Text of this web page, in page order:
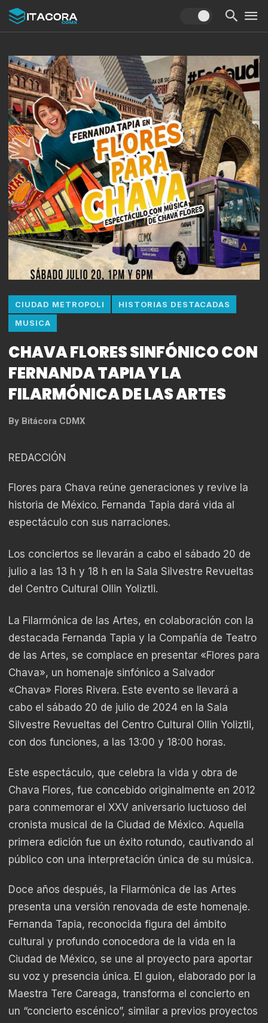
CIUDAD METROPOLI HISTORIAS DESTACADAS
MUSICA
CHAVA FLORES SINFÓNICO CON
FERNANDA TAPIA Y LA
FILARMÓNICA DE LAS ARTES
By Bitácora CDMX
REDACCIÓN
Flores para Chava reúne generaciones y revive la
historia de México. Fernanda Tapia dará vida al
espectáculo con sus narraciones.
Los conciertos se llevarán a cabo el sábado 20 de
julio a las 13 h y 18 h en la Sala Silvestre Revueltas
del Centro Cultural Ollin Yoliztli.
La Filarmónica de las Artes, en colaboración con la
destacada Fernanda Tapia y la Compañía de Teatro
de las Artes, se complace en presentar «Flores para
Chava», un homenaje sinfónico a Salvador
«Chava» Flores Rivera. Este evento se llevará a
cabo el sábado 20 de julio de 2024 en la Sala
Silvestre Revueltas del Centro Cultural Ollin Yoliztli,
con dos funciones, a las 13:00 y 18:00 horas.
Este espectáculo, que celebra la vida y obra de
Chava Flores, fue concebido originalmente en 2012
para conmemorar el XXV aniversario luctuoso del
cronista musical de la Ciudad de México. Aquella
primera edición fue un éxito rotundo, cautivando al
público con una interpretación única de su música.
Doce años después, la Filarmónica de las Artes
presenta una versión renovada de este homenaje.
Fernanda Tapia, reconocida figura del ámbito
cultural y profundo conocedora de la vida en la
Ciudad de México, se une al proyecto para aportar
su voz y presencia única. El guion, elaborado por la
Maestra Tere Careaga, transforma el concierto en
un “concierto escénico”, similar a previos proyectos